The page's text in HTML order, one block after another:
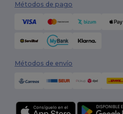
Métodos de pago
Métodos de envío